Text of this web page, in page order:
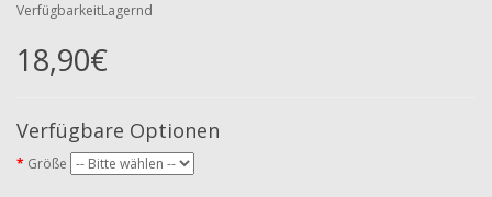
VerfügbarkeitLagernd
18,90€
Verfügbare Optionen
Größe